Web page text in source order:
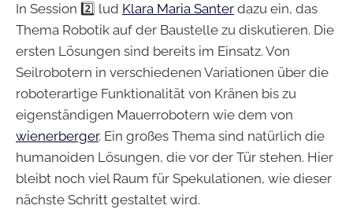
In Session 2️⃣ lud Klara Maria Santer dazu ein, das
Thema Robotik auf der Baustelle zu diskutieren. Die
ersten Lösungen sind bereits im Einsatz. Von
Seilrobotern in verschiedenen Variationen über die
roboterartige Funktionalität von Kränen bis zu
eigenständigen Mauerrobotern wie dem von
wienerberger. Ein großes Thema sind natürlich die
humanoiden Lösungen, die vor der Tür stehen. Hier
bleibt noch viel Raum für Spekulationen, wie dieser
nächste Schritt gestaltet wird.